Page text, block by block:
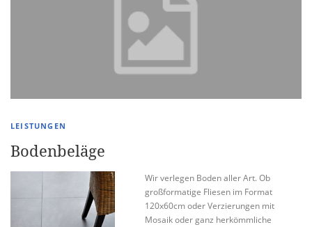
LEISTUNGEN
Bodenbeläge
Wir verlegen Boden aller Art. Ob
großformatige Fliesen im Format
120x60cm oder Verzierungen mit
Mosaik oder ganz herkömmliche